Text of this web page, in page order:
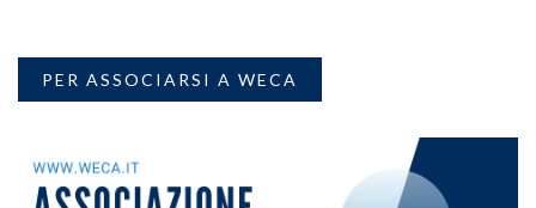
PER ASSOCIARSI A WECA